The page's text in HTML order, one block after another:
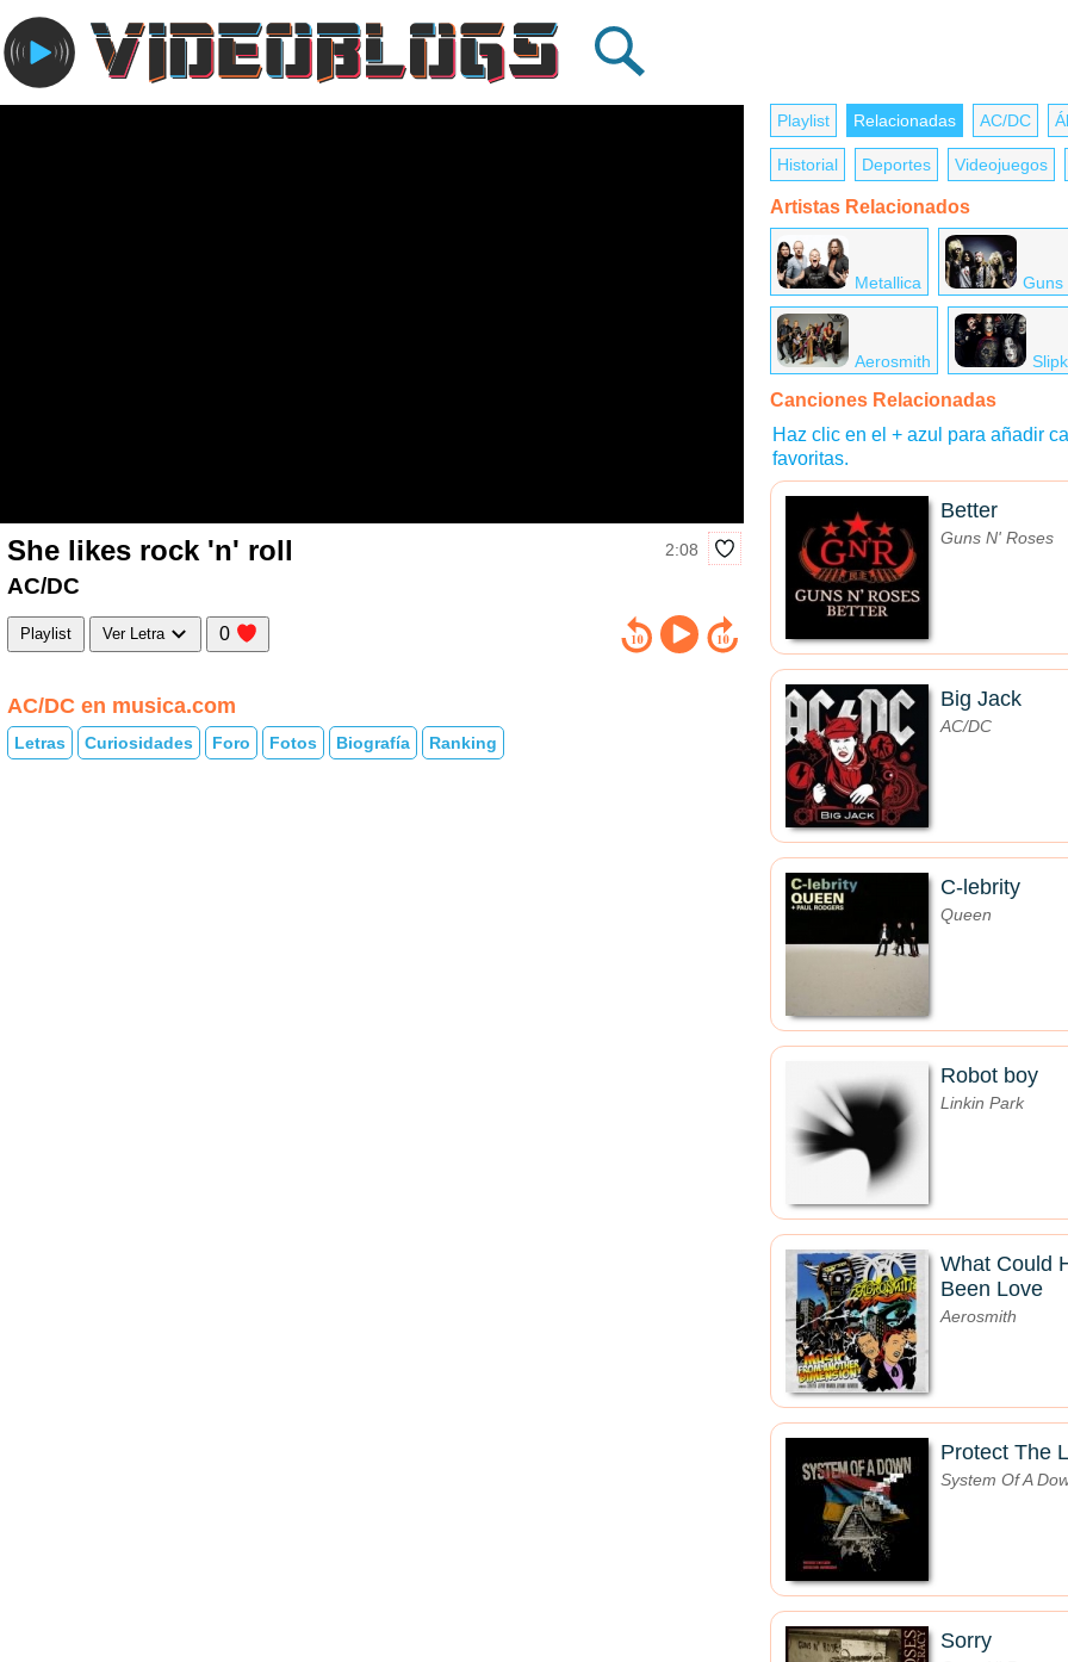
She likes rock 'n' roll 2:08
AC/DC
Playlist Ver Letra 0
AC/DC en musica.com
Letras Curiosidades Foro Fotos Biografía Ranking
Playlist Relacionadas AC/DC
Historial Deportes Videojuegos
Artistas Relacionados
Metallica Guns
Aerosmith
Canciones Relacionadas
Haz clic en el + azul para añadir
favoritas.
Better
Guns N' Roses
Big Jack
AC/DC
C-lebrity
Queen
Robot boy
Linkin Park
What Could
Been Love
Aerosmith
Protect The
System Of A
Sorry